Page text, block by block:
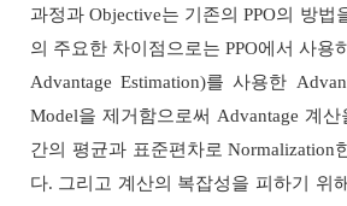
과정과 Objective는 기존의 PPO의 방법
의 주요한 차이점으로는 PPO에서 사용
Advantage Estimation)를 사용한
Model을 제거함으로써 Advantage 계산
간의 평균과 표준편차로 Normalization
다. 그리고 계산의 복잡성을 피하기 위